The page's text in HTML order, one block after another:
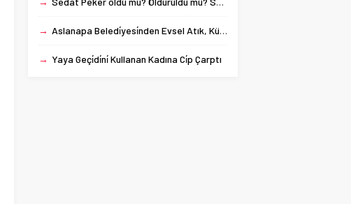
→ Aslanapa Beledi̇yesi̇nden Evsel Atık, Kül Ve Çöp Konteyneri̇ Temi̇zli̇ği̇
→ Yaya Geçi̇di̇ni̇ Kullanan Kadına Ci̇p Çarptı